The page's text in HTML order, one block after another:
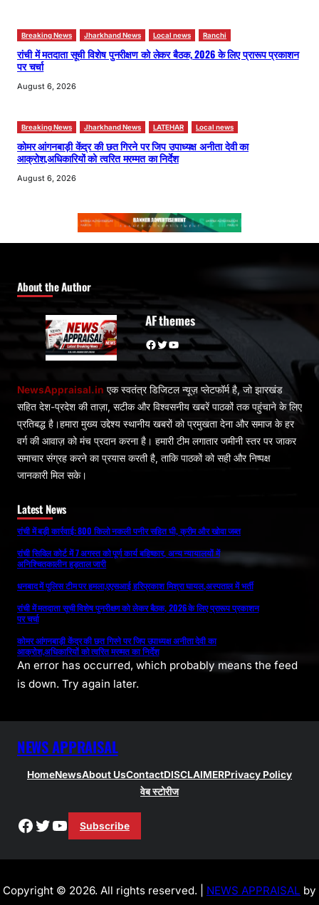
Breaking News Jharkhand News Local news Ranchi
रांची में मतदाता सूची विशेष पुनरीक्षण को लेकर बैठक, 2026 के लिए प्रारूप प्रकाशन
पर चर्चा
August 6, 2026
Breaking News Jharkhand News LATEHAR Local news
कोमर आंगनबाड़ी केंद्र की छत गिरने पर जिप उपाध्यक्ष अनीता देवी का
आक्रोश,अधिकारियों को त्वरित मरम्मत का निर्देश
August 6, 2026
About the Author
AF themes
Facebook Twitter YouTube
NewsAppraisal.in एक स्वतंत्र डिजिटल न्यूज़ प्लेटफॉर्म है, जो झारखंड
सहित देश-प्रदेश की ताज़ा, सटीक और विश्वसनीय खबरें पाठकों तक पहुंचाने के लिए
प्रतिबद्ध है।हमारा मुख्य उद्देश्य स्थानीय खबरों को प्रमुखता देना और समाज के हर
वर्ग की आवाज़ को मंच प्रदान करना है। हमारी टीम लगातार जमीनी स्तर पर जाकर
समाचार संग्रह करने का प्रयास करती है, ताकि पाठकों को सही और निष्पक्ष
जानकारी मिल सके।
Latest News
रांची में बड़ी कार्रवाई: 800 किलो नकली पनीर सहित घी, क्रीम और खोवा जब्त
रांची सिविल कोर्ट में 7 अगस्त को पूर्ण कार्य बहिष्कार, अन्य न्यायालयों में
अनिश्चितकालीन हड़ताल जारी
धनबाद में पुलिस टीम पर हमला,एएसआई हरिप्रकाश मिश्रा घायल,अस्पताल में भर्ती
रांची में मतदाता सूची विशेष पुनरीक्षण को लेकर बैठक, 2026 के लिए प्रारूप प्रकाशन
पर चर्चा
कोमर आंगनबाड़ी केंद्र की छत गिरने पर जिप उपाध्यक्ष अनीता देवी का
आक्रोश,अधिकारियों को त्वरित मरम्मत का निर्देश
An error has occurred, which probably means the feed
is down. Try again later.
NEWS APPRAISAL
HomeNewsAbout UsContactDISCLAIMERPrivacy Policy
वेब स्टोरीज
Facebook
Twitter
YouTube
Subscribe
Copyright © 2026. All rights reserved. | NEWS APPRAISAL by